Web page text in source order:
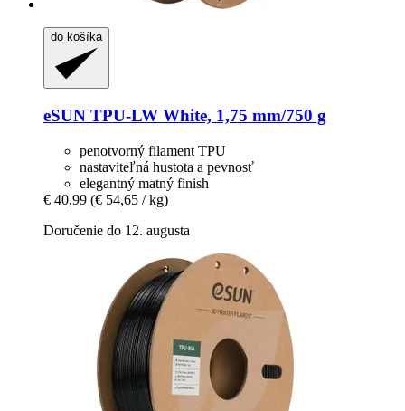
do košíka
eSUN TPU-​LW White, 1,75 mm/750 g
penotvorný filament TPU
nastaviteľná hustota a pevnosť
elegantný matný finish
€ 40,99 (€ 54,65 / kg)
Doručenie do 12. augusta